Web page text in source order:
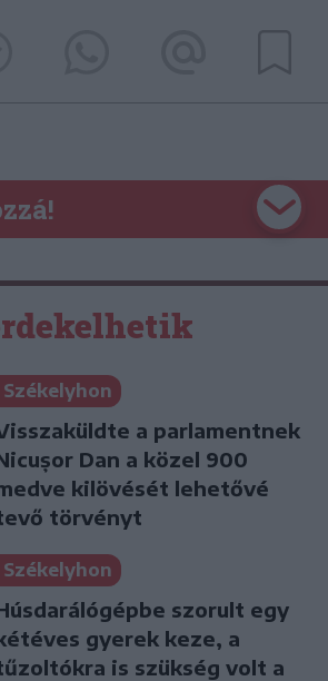
Székelyhon
a parlamentnek
Dan a közel 900
kilövését lehetővé
törvényt
Székelyhon
szorult egy
gyerek keze, a
is szükség volt a